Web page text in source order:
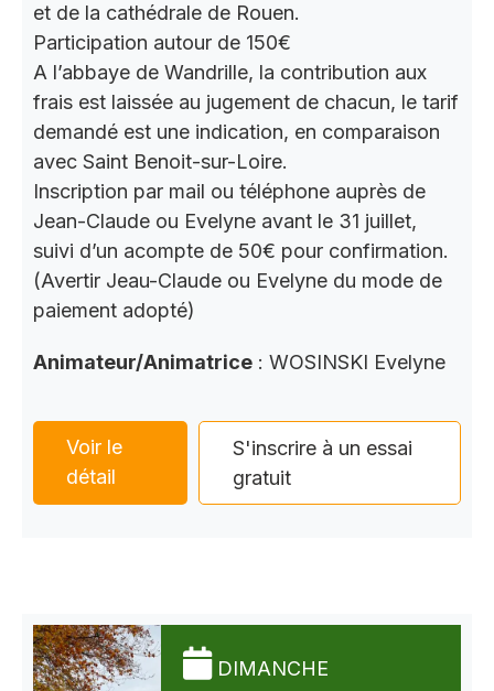
et de la cathédrale de Rouen.
Participation autour de 150€
A l’abbaye de Wandrille, la contribution aux
frais est laissée au jugement de chacun, le tarif
demandé est une indication, en comparaison
avec Saint Benoit-sur-Loire.
Inscription par mail ou téléphone auprès de
Jean-Claude ou Evelyne avant le 31 juillet,
suivi d’un acompte de 50€ pour confirmation.
(Avertir Jeau-Claude ou Evelyne du mode de
paiement adopté)
Animateur/Animatrice : WOSINSKI Evelyne
Voir le
détail
S'inscrire à un essai
gratuit
DIMANCHE